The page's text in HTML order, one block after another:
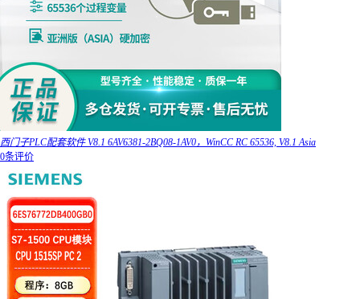
西门子PLC配套软件 V8.1 6AV6381-2BQ08-1AV0，WinCC RC 65536, V8.1 Asia
0条评价